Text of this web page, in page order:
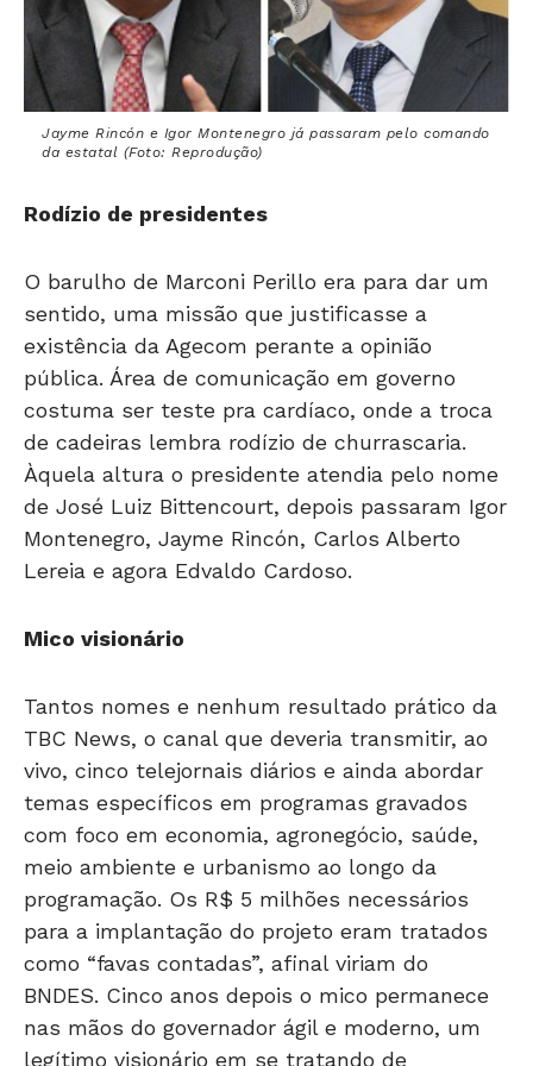
Jayme Rincón e Igor Montenegro já passaram pelo comando
da estatal (Foto: Reprodução)
Rodízio de presidentes
O barulho de Marconi Perillo era para dar um
sentido, uma missão que justificasse a
existência da Agecom perante a opinião
pública. Área de comunicação em governo
costuma ser teste pra cardíaco, onde a troca
de cadeiras lembra rodízio de churrascaria.
Àquela altura o presidente atendia pelo nome
de José Luiz Bittencourt, depois passaram Igor
Montenegro, Jayme Rincón, Carlos Alberto
Lereia e agora Edvaldo Cardoso.
Mico visionário
Tantos nomes e nenhum resultado prático da
TBC News, o canal que deveria transmitir, ao
vivo, cinco telejornais diários e ainda abordar
temas específicos em programas gravados
com foco em economia, agronegócio, saúde,
meio ambiente e urbanismo ao longo da
programação. Os R$ 5 milhões necessários
para a implantação do projeto eram tratados
como “favas contadas”, afinal viriam do
BNDES. Cinco anos depois o mico permanece
nas mãos do governador ágil e moderno, um
legítimo visionário em se tratando de